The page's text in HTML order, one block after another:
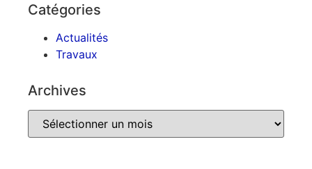
Catégories
Actualités
Travaux
Archives